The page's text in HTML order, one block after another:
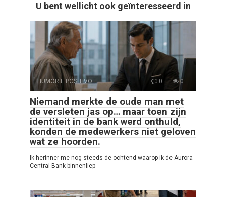
U bent wellicht ook geïnteresseerd in
HUMOR E POSITIVO 0 0
Niemand merkte de oude man met
de versleten jas op… maar toen zijn
identiteit in de bank werd onthuld,
konden de medewerkers niet geloven
wat ze hoorden.
Ik herinner me nog steeds de ochtend waarop ik de Aurora
Central Bank binnenliep